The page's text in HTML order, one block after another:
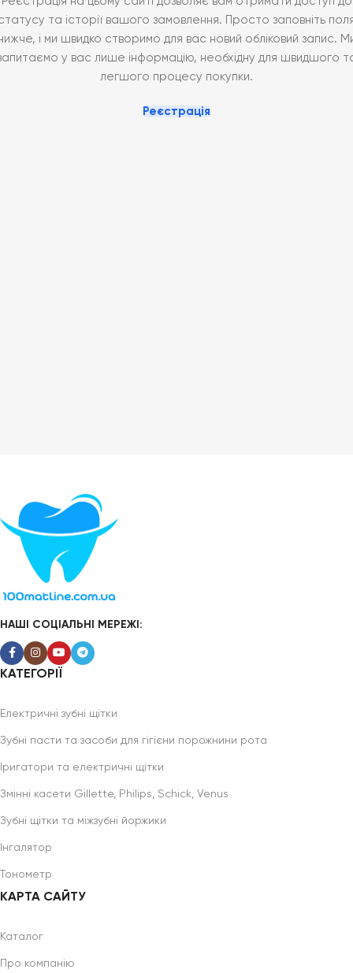
та історії вашого замовлення. Просто заповніть
і ми швидко створимо для вас новий обліковий запис.
у вас лише інформацію, необхідну для швидшого
легшого процесу покупки.
Реєстрація
НАШІ СОЦІАЛЬНІ МЕРЕЖІ:
КАТЕГОРІЇ
Електричні зубні щітки
Зубні пасти та засоби для гігієни порожнини рота
Іригатори та електричні щітки
Змінні касети Gillette, Philips, Schick, Venus
Зубні щітки та міжзубні йоржики
Інгалятор
Тонометр
КАРТА САЙТУ
Каталог
Про компанію